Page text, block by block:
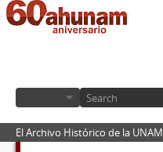
El Archivo Histórico de la UNAM